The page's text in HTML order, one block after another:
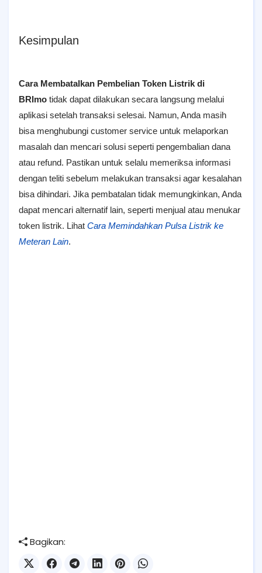
Kesimpulan
Cara Membatalkan Pembelian Token Listrik di
BRImo tidak dapat dilakukan secara langsung melalui
aplikasi setelah transaksi selesai. Namun, Anda masih
bisa menghubungi customer service untuk melaporkan
masalah dan mencari solusi seperti pengembalian dana
atau refund. Pastikan untuk selalu memeriksa informasi
dengan teliti sebelum melakukan transaksi agar kesalahan
bisa dihindari. Jika pembatalan tidak memungkinkan, Anda
dapat mencari alternatif lain, seperti menjual atau menukar
token listrik. Lihat Cara Memindahkan Pulsa Listrik ke
Meteran Lain.
Bagikan: